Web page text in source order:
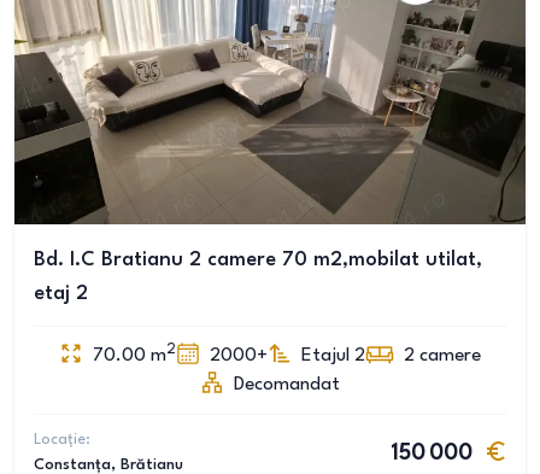
Bd. I.C Bratianu 2 camere 70 m2,mobilat utilat,
etaj 2
70.00 m2 2000+ Etajul 2 2 camere
Decomandat
Locație:
Constanța, Brătianu
150 000